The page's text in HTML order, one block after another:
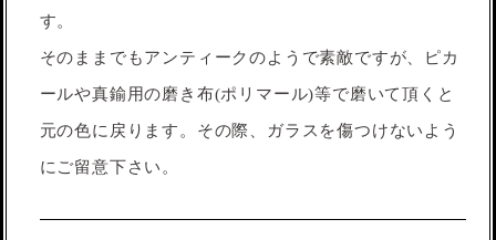
す。
そのままでもアンティークのようで素敵ですが、ピカ
ールや真鍮用の磨き布(ポリマール)等で磨いて頂くと
元の色に戻ります。その際、ガラスを傷つけないよう
にご留意下さい。